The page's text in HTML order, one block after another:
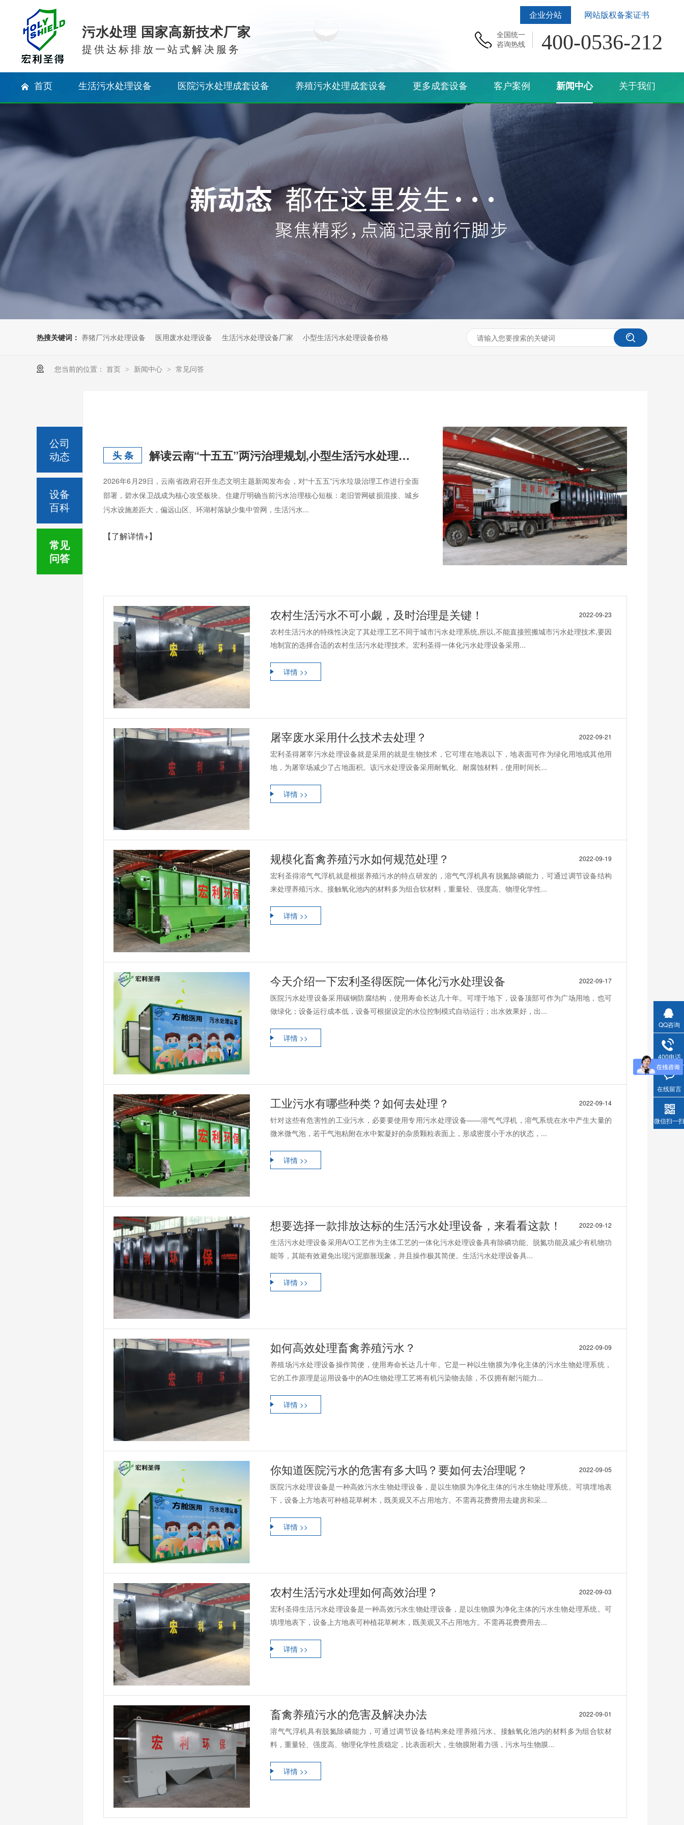
企业分站 网站版权备案证书
污水处理 国家高新技术厂家
提供达标排放一站式解决服务
全国统一
咨询热线
400-0536-212
首页 生活污水处理设备 医院污水处理成套设备 养殖污水处理成套设备 更多成套设备 客户案例 新闻中心 关于我们
热搜关键词： 养猪厂污水处理设备 医用废水处理设备 生活污水处理设备厂家 小型生活污水处理设备价格
您当前的位置： 首页 > 新闻中心 > 常见问答
头 条 解读云南“十五五”两污治理规划,小型生活污水处理设备市场机遇
2026年6月29日，云南省政府召开生态文明主题新闻发布会，对“十五五”污水垃圾治理工作进行全面
部署，碧水保卫战成为核心攻坚板块。住建厅明确当前污水治理核心短板：老旧管网破损混接、城乡
污水设施差距大，偏远山区、环湖村落缺少集中管网，生活污水...
【了解详情+】
2022-09-23
农村生活污水不可小觑，及时治理是关键！
农村生活污水的特殊性决定了其处理工艺不同于城市污水处理系统,所以,不能直接照搬城市污水处理技术,要因
地制宜的选择合适的农村生活污水处理技术。宏利圣得一体化污水处理设备采用...
详情 >>
2022-09-21
屠宰废水采用什么技术去处理？
宏利圣得屠宰污水处理设备就是采用的就是生物技术，它可埋在地表以下，地表面可作为绿化用地或其他用
地，为屠宰场减少了占地面积。该污水处理设备采用耐氧化、耐腐蚀材料，使用时间长...
详情 >>
2022-09-19
规模化畜禽养殖污水如何规范处理？
宏利圣得溶气气浮机就是根据养殖污水的特点研发的，溶气气浮机具有脱氮除磷能力，可通过调节设备结构
来处理养殖污水。接触氧化池内的材料多为组合软材料，重量轻、强度高、物理化学性...
详情 >>
2022-09-17
今天介绍一下宏利圣得医院一体化污水处理设备
医院污水处理设备采用碳钢防腐结构，使用寿命长达几十年。可埋于地下，设备顶部可作为广场用地，也可
做绿化；设备运行成本低，设备可根据设定的水位控制模式自动运行；出水效果好，出...
详情 >>
2022-09-14
工业污水有哪些种类？如何去处理？
针对这些有危害性的工业污水，必要要使用专用污水处理设备——溶气气浮机，溶气系统在水中产生大量的
微米微气泡，若干气泡粘附在水中絮凝好的杂质颗粒表面上，形成密度小于水的状态，...
详情 >>
2022-09-12
想要选择一款排放达标的生活污水处理设备，来看看这款！
生活污水处理设备采用A/O工艺作为主体工艺的一体化污水处理设备具有除磷功能、脱氮功能及减少有机物功
能等，其能有效避免出现污泥膨胀现象，并且操作极其简便。生活污水处理设备具...
详情 >>
2022-09-09
如何高效处理畜禽养殖污水？
养殖场污水处理设备操作简便，使用寿命长达几十年。它是一种以生物膜为净化主体的污水生物处理系统，
它的工作原理是运用设备中的AO生物处理工艺将有机污染物去除，不仅拥有耐污能力...
详情 >>
2022-09-05
你知道医院污水的危害有多大吗？要如何去治理呢？
医院污水处理设备是一种高效污水生物处理设备，是以生物膜为净化主体的污水生物处理系统。可填埋地表
下，设备上方地表可种植花草树木，既美观又不占用地方。不需再花费费用去建房和采...
详情 >>
2022-09-03
农村生活污水处理如何高效治理？
宏利圣得生活污水处理设备是一种高效污水生物处理设备，是以生物膜为净化主体的污水生物处理系统。可
填埋地表下，设备上方地表可种植花草树木，既美观又不占用地方。不需再花费费用去...
详情 >>
2022-09-01
畜禽养殖污水的危害及解决办法
溶气气浮机具有脱氮除磷能力，可通过调节设备结构来处理养殖污水。接触氧化池内的材料多为组合软材
料，重量轻、强度高、物理化学性质稳定，比表面积大，生物膜附着力强，污水与生物膜...
详情 >>
公司
动态
设备
百科
常见
问答
QQ咨询
400电话
在线留言
微信扫一扫